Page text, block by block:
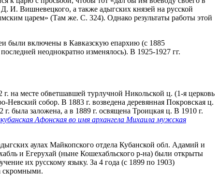
И. Вишневецкого, а также адыгских князей на русской
царем» (Там же. С. 324). Однако результаты работы этой
были включены в Кавказскую епархию (с 1885
неоднократно изменялось). В 1925-1927 гг.
на месте обветшавшей турлучной Никольской ц. (1-я церковь
собор. В 1883 г. возведена деревянная Покровская ц.
была заложена, а в 1889 г. освящена Троицкая ц. В 1910 г.
Афонская во имя архангела Михаила мужская
аулах Майкопского отдела Кубанской обл. Адамий и
и Егерухай (ныне Кошехабльского р-на) были открыты
их русскому языку. За 4 года (с 1899 по 1903)
скромными.